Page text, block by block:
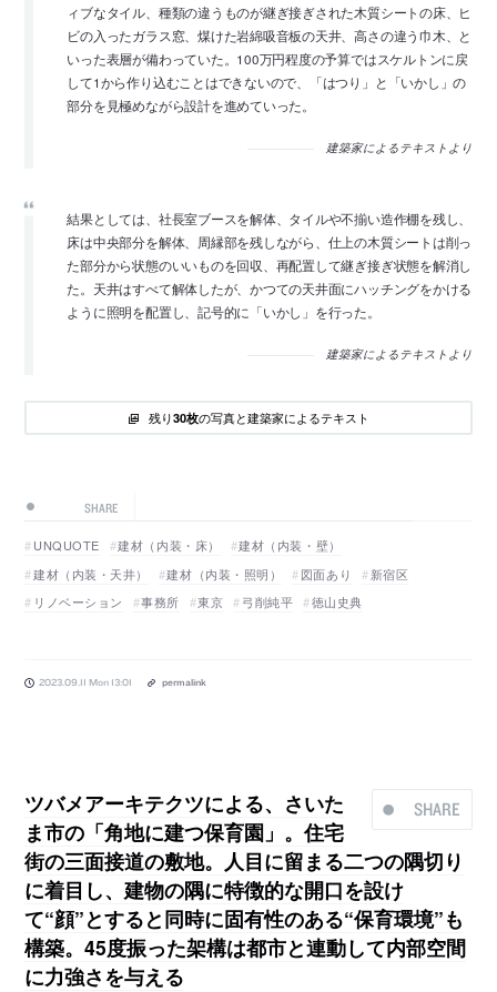
ィブなタイル、種類の違うものが継ぎ接ぎされた木質シートの床、ヒ
ビの入ったガラス窓、煤けた岩綿吸音板の天井、高さの違う巾木、と
いった表層が備わっていた。100万円程度の予算ではスケルトンに戻
して1から作り込むことはできないので、「はつり」と「いかし」の
部分を見極めながら設計を進めていった。
建築家によるテキストより
結果としては、社長室ブースを解体、タイルや不揃い造作棚を残し、
床は中央部分を解体、周縁部を残しながら、仕上の木質シートは削っ
た部分から状態のいいものを回収、再配置して継ぎ接ぎ状態を解消し
た。天井はすべて解体したが、かつての天井面にハッチングをかける
ように照明を配置し、記号的に「いかし」を行った。
建築家によるテキストより
残り30枚の写真と建築家によるテキスト
SHARE
UNQUOTE 建材（内装・床）
建材（内装・壁）
建材（内装・天井）
建材（内装・照明） 図面あり
新宿区
リノベーション
事務所 東京 弓削純平 徳山史典
2023.09.11 Mon 13:01 permalink
SHARE
ツバメアーキテクツによる、さいた
ま市の「角地に建つ保育園」。住宅
街の三面接道の敷地。人目に留まる二つの隅切り
に着目し、建物の隅に特徴的な開口を設け
て“顔”とすると同時に固有性のある“保育環境”も
構築。45度振った架構は都市と連動して内部空間
に力強さを与える